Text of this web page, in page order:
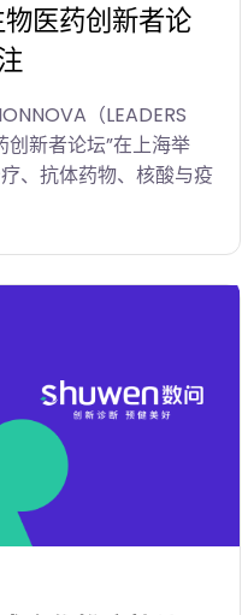
医药创新者论
（LEADERS
创新者论坛”在上海举
、抗体药物、核酸与疫